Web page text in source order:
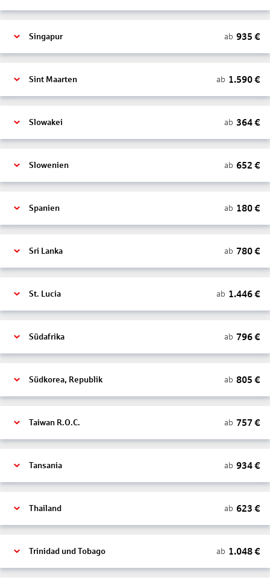
Singapur ab 935 €
Sint Maarten ab 1.590€
Slowakei ab 364€
Slowenien ab 652 €
Spanien ab 180€
Sri Lanka ab 780€
St. Lucia ab 1.446€
Südafrika ab 796€
Südkorea, Republik ab 805 €
Taiwan R.O.C. ab 757 €
Tansania ab 934€
Thailand ab 623 €
Trinidad und Tobago ab 1.048€